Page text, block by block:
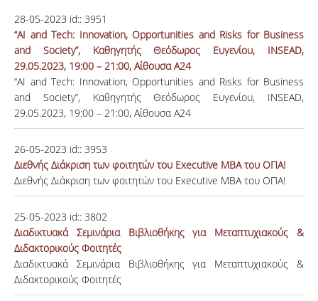
28-05-2023 id:: 3951
“AI and Tech: Innovation, Opportunities and Risks for Business
and Society”, Καθηγητής Θεόδωρος Ευγενίου, INSEAD,
29.05.2023, 19:00 – 21:00, Αίθουσα Α24
“AI and Tech: Innovation, Opportunities and Risks for Business
and Society”, Καθηγητής Θεόδωρος Ευγενίου, INSEAD,
29.05.2023, 19:00 – 21:00, Αίθουσα Α24
26-05-2023 id:: 3953
Διεθνής Διάκριση των φοιτητών του Executive MBA του ΟΠΑ!
Διεθνής Διάκριση των φοιτητών του Executive MBA του ΟΠΑ!
25-05-2023 id:: 3802
Διαδικτυακά Σεμινάρια Βιβλιοθήκης για Μεταπτυχιακούς &
Διδακτορικούς Φοιτητές
Διαδικτυακά Σεμινάρια Βιβλιοθήκης για Μεταπτυχιακούς &
Διδακτορικούς Φοιτητές